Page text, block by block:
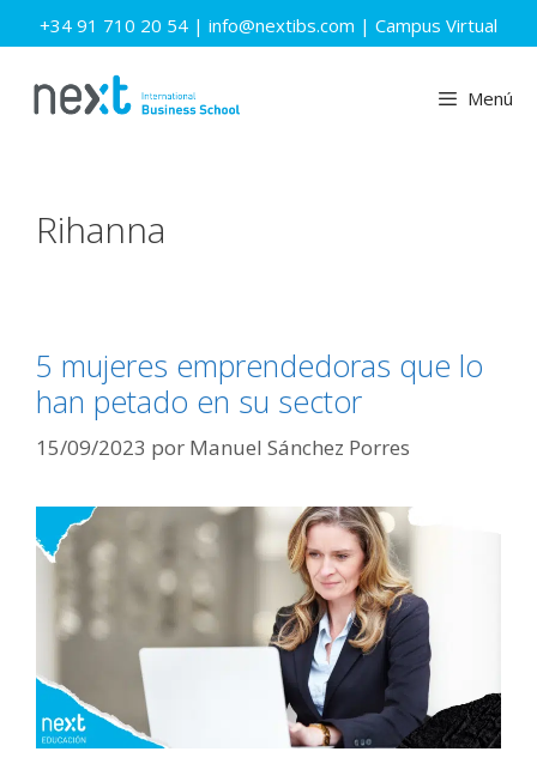
Saltar
al
+34 91 710 20 54 | info@nextibs.com | Campus Virtual
Menú
Rihanna
5 mujeres emprendedoras que lo
han petado en su sector
15/09/2023 por Manuel Sánchez Porres